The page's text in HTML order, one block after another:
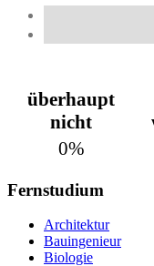
überhaupt
nicht
0%
Fernstudium
Architektur
Bauingenieur
Biologie